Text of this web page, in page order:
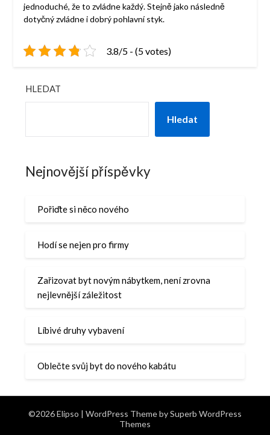
jednoduché, že to zvládne každý. Stejně jako následně
dotyčný zvládne i dobrý pohlavní styk.
3.8/5 - (5 votes)
HLEDAT
Hledat
Nejnovější příspěvky
Pořiďte si něco nového
Hodí se nejen pro firmy
Zařizovat byt novým nábytkem, není zrovna
nejlevnější záležitost
Líbivé druhy vybavení
Oblečte svůj byt do nového kabátu
©2026 Elipso | WordPress Theme bySuperb WordPress
Themes